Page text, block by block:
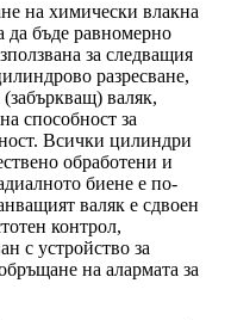
на химически влакна
да бъде равномерно
за следващия
разресване,
валяк,
способност за
Всички цилиндри
обработени и
биене е по-
валяк е сдвоен
контрол,
с устройство за
на алармата за